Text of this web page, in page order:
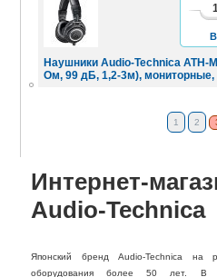
Наушники Audio-Technica ATH-
Ом, 99 дБ, 1,2-3м),
1 2
Интернет-
Audio-Technica
Японский бренд Audio-Technica на
оборудования более 50 лет. В